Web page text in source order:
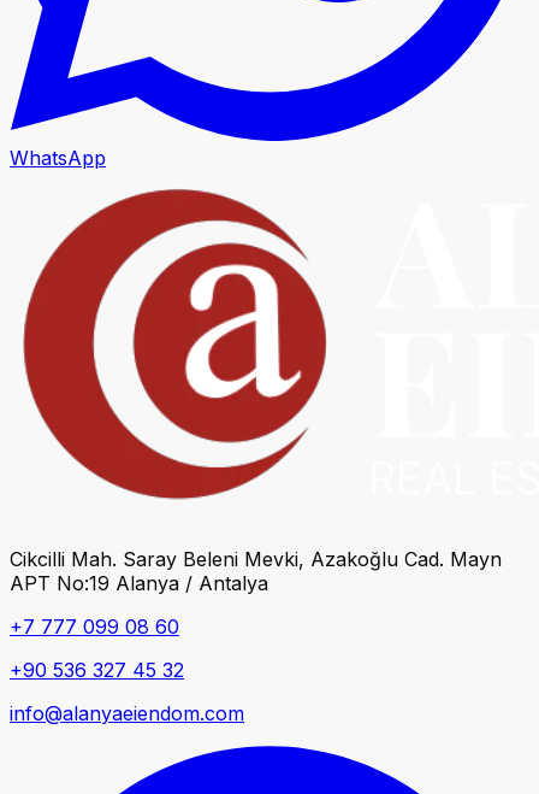
WhatsApp
Cikcilli Mah. Saray Beleni Mevki, Azakoğlu Cad. Mayn
APT No:19 Alanya / Antalya
+7 777 099 08 60
+90 536 327 45 32
info@alanyaeiendom.com